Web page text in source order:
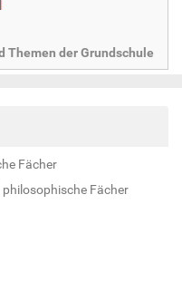
Themen der Grundschule
Fächer
Fächer